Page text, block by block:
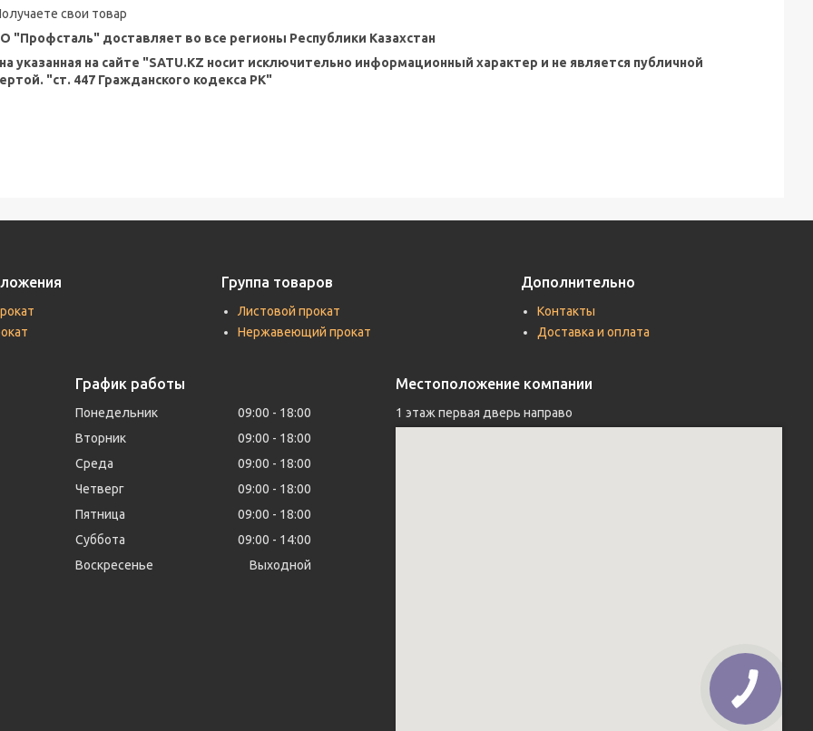
свои товар
"Профсталь" доставляет во все регионы Республики Казахстан
указанная на сайте "SATU.KZ носит исключительно информационный характер и не является публичной
"ст. 447 Гражданского кодекса РК"
Группа товаров
Листовой прокат
Нержавеющий прокат
Дополнительно
Контакты
Доставка и оплата
График работы
Понедельник 09:00
18:00
Вторник
09:00
18:00
Среда
09:00
18:00
Четверг
09:00
18:00
Пятница
09:00
18:00
Суббота
09:00
14:00
Воскресенье
Выходной
Местоположение компании
1 этаж первая дверь направо